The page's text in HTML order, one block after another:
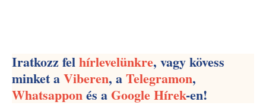
Iratkozz felhírlevelünkre, vagy kövess
minket aViberen, aTelegramon,
Whatsapponés aGoogle Hírek-en!